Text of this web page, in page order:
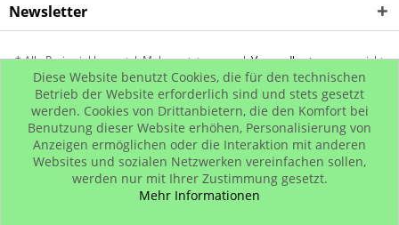
Newsletter
* Alle Preise inkl. gesetzl. Mehrwertsteuer zzgl.Versandkosten, wenn nicht
anders beschrieben
Kontakt Rückgabe Hip Hop Bling
Hip Hop Shop
© www.iced-out.biz
Diese Website benutzt Cookies, die für den technischen
Betrieb der Website erforderlich sind und stets gesetzt
werden. Cookies von Drittanbietern, die den Komfort bei
Benutzung dieser Website erhöhen, Personalisierung von
Anzeigen ermöglichen oder die Interaktion mit anderen
Websites und sozialen Netzwerken vereinfachen sollen,
werden nur mit Ihrer Zustimmung gesetzt.
Mehr Informationen